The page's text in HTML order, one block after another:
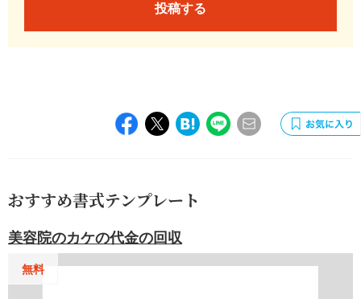
投稿する
おすすめ書式テンプレート
美容院のカケの代金の回収
無料